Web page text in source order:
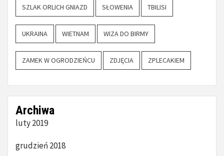
SZLAK ORLICH GNIAZD SŁOWENIA TBILISI
UKRAINA WIETNAM WIZA DO BIRMY
ZAMEK W OGRODZIEŃCU ZDJĘCIA ZPLECAKIEM
Archiwa
luty 2019
grudzień 2018